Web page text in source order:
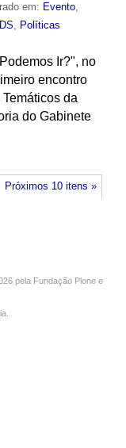
em: Evento,
, Políticas
Ir?", no
encontro
da
do Gabinete
Próximos 10 itens »
pela Fundação Plone e